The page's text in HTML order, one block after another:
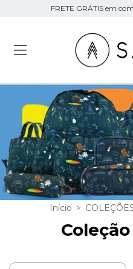
FRETE GRÁTIS em
Início >